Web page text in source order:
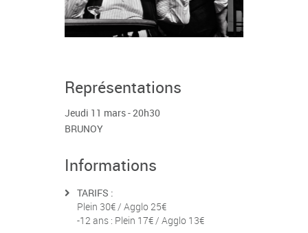
Représentations
Jeudi 11 mars - 20h30
BRUNOY
Informations
TARIFS :
Plein 30€ / Agglo 25€
-12 ans : Plein 17€ / Agglo 13€